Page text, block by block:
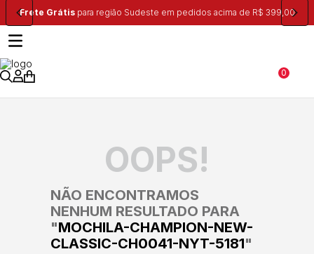
Frete Grátispara região Sudeste em pedidos acima de R$ 399,00
0
OOPS!
NÃO ENCONTRAMOS
NENHUM RESULTADO PARA
"MOCHILA-CHAMPION-NEW-
CLASSIC-CH0041-NYT-5181"